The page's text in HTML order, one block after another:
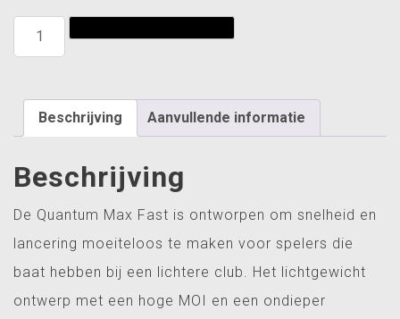
Quantum
driver
aantal
Beschrijving Aanvullende informatie
Beschrijving
De Quantum Max Fast is ontworpen om snelheid en
lancering moeiteloos te maken voor spelers die
baat hebben bij een lichtere club. Het lichtgewicht
ontwerp met een hoge MOI en een ondieper